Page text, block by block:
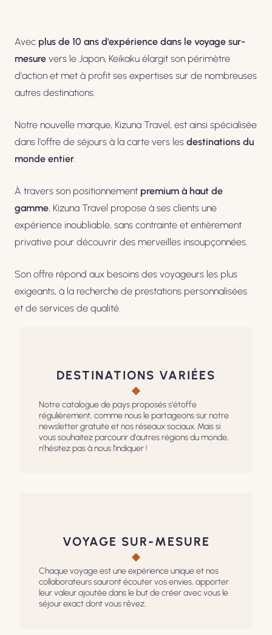
Avec plus de 10 ans d'expérience dans le voyage sur-
mesure vers le Japon, Keikaku élargit son périmètre
d'action et met à profit ses expertises sur de nombreuses
autres destinations.
Notre nouvelle marque, Kizuna Travel, est ainsi spécialisée
dans l'offre de séjours à la carte vers les destinations du
monde entier.
À travers son positionnement premium à haut de
gamme, Kizuna Travel propose à ses clients une
expérience inoubliable, sans contrainte et entièrement
privative pour découvrir des merveilles insoupçonnées.
Son offre répond aux besoins des voyageurs les plus
exigeants, à la recherche de prestations personnalisées
et de services de qualité.
DESTINATIONS VARIÉES
Notre catalogue de pays proposés s'étoffe
régulièrement, comme nous le partageons sur notre
newsletter gratuite et nos réseaux sociaux. Mais si
vous souhaitez parcourir d'autres régions du monde,
n'hésitez pas à nous l'indiquer !
VOYAGE SUR-MESURE
Chaque voyage est une expérience unique et nos
collaborateurs sauront écouter vos envies, apporter
leur valeur ajoutée dans le but de créer avec vous le
séjour exact dont vous rêvez.